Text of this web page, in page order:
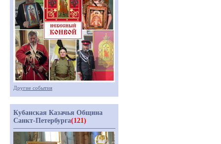
Другие события
Кубанская Казачья Община
Санкт-Петербурга(121)